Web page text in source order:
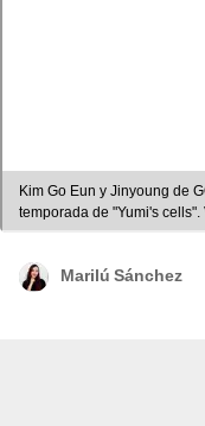
Kim Go Eun y Jinyoung de
temporada de "Yumi's cells".
Marilú Sánchez